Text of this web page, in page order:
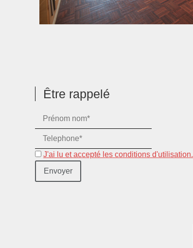
Être rappelé
J'ai lu et accepté les conditions d'utilisation.